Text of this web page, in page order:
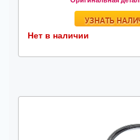
УЗНАТЬ
Нет в наличии